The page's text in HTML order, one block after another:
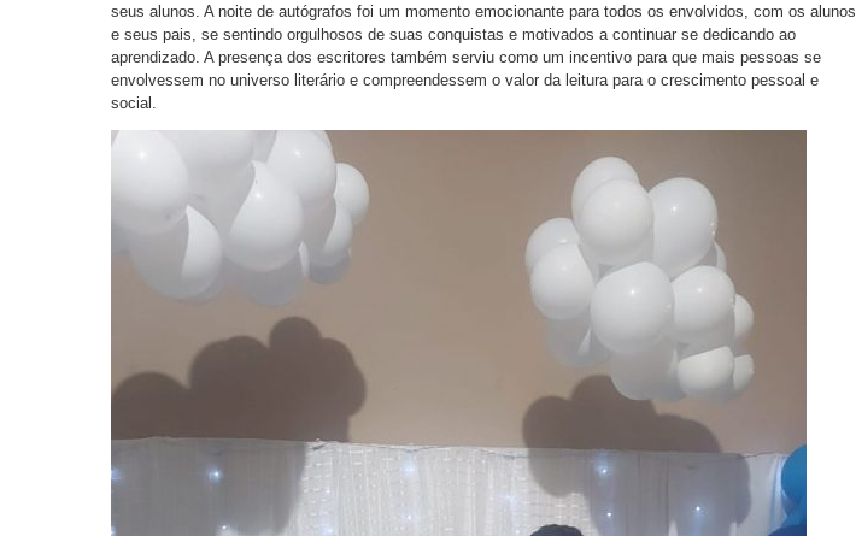
seus alunos. A noite de autógrafos foi um momento emocionante para todos os envolvidos, com os alunos
e seus pais, se sentindo orgulhosos de suas conquistas e motivados a continuar se dedicando ao
aprendizado. A presença dos escritores também serviu como um incentivo para que mais pessoas se
envolvessem no universo literário e compreendessem o valor da leitura para o crescimento pessoal e
social.